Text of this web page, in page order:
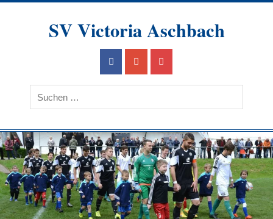
Skip
SV Victoria Aschbach
Ein Verein im Herzen des Saarlandes